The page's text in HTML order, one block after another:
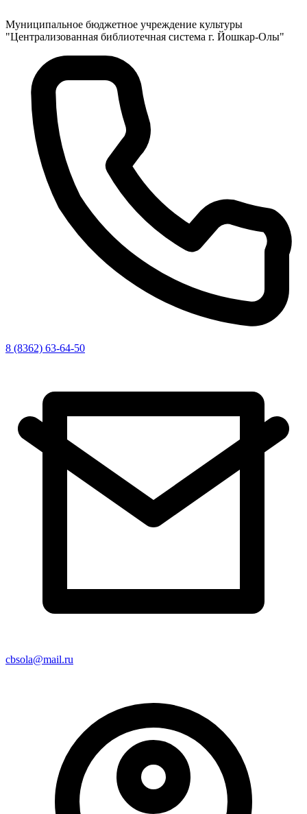
Муниципальное бюджетное учреждение культуры
"Централизованная библиотечная система г. Йошкар-Олы"
8 (8362) 63-64-50
cbsola@mail.ru